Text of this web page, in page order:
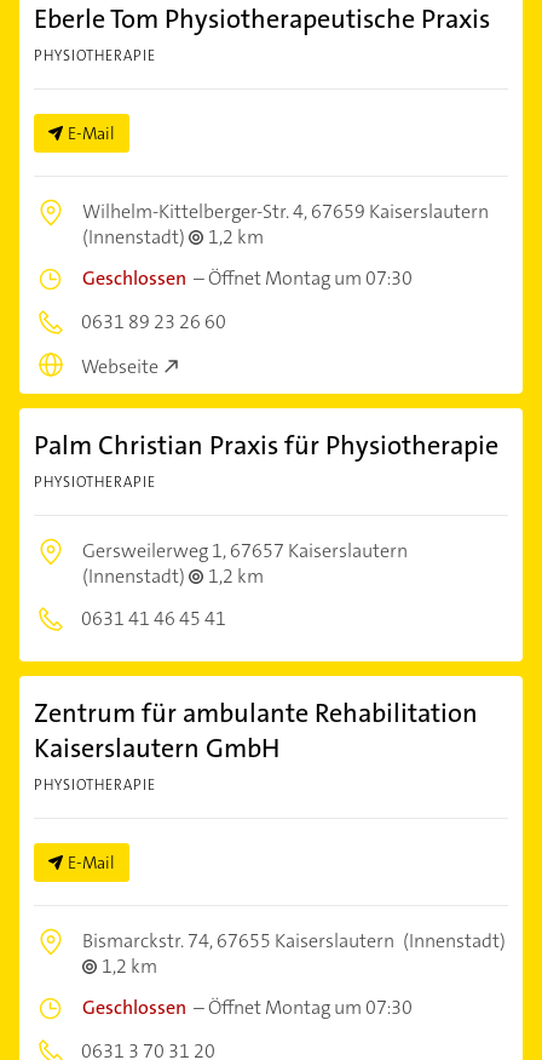
Eberle Tom Physiotherapeutische Praxis
PHYSIOTHERAPIE
E-Mail
Wilhelm-Kittelberger-Str. 4,67659 Kaiserslautern
(Innenstadt)
1,2 km
Geschlossen –Öffnet Montag um 07:30
0631 89 23 26 60
Webseite
Palm Christian Praxis für Physiotherapie
PHYSIOTHERAPIE
Gersweilerweg 1,67657 Kaiserslautern
(Innenstadt)
1,2 km
0631 41 46 45 41
Zentrum für ambulante Rehabilitation
Kaiserslautern GmbH
PHYSIOTHERAPIE
E-Mail
Bismarckstr. 74,67655 Kaiserslautern (Innenstadt)
1,2 km
Geschlossen –Öffnet Montag um 07:30
0631 3 70 31 20